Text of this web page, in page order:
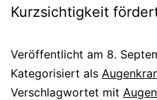
Kurzsichtigkeit
Veröffentlicht am 8.
Kategorisiert als
Verschlagwortet mit